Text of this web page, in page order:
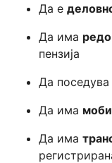
Да е
Да има
пензија
Да поседува
Да има
Да има